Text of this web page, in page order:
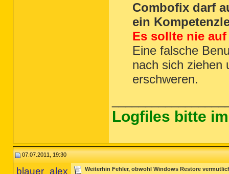
Combofix darf
ein
Es sollte nie
Eine falsche
nach sich ziehen
erschweren.
Logfiles bitte
07.07.2011, 19:30
blauer_alex Weiterhin Fehler, obwohl Windows Restore